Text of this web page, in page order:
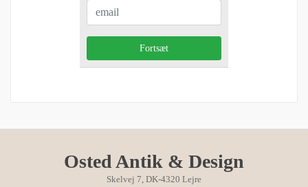
Osted Antik & Design
Skelvej 7, DK-4320 Lejre